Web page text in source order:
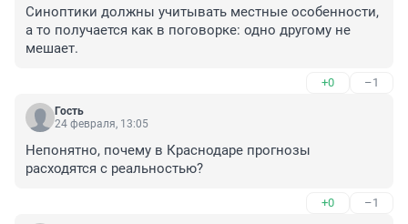
Синоптики должны учитывать местные особенности,
а то получается как в поговорке: одно другому не
мешает.
+0 –1
Гость
24 февраля, 13:05
Непонятно, почему в Краснодаре прогнозы
расходятся с реальностью?
+0 –1